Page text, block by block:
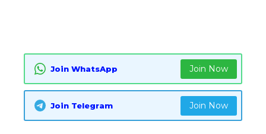
Join WhatsApp Join Now
Join Telegram Join Now